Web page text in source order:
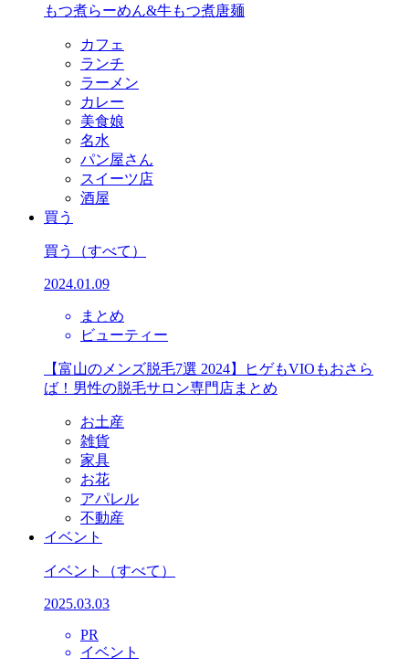
もつ煮らーめん&牛もつ煮唐麺
カフェ
ランチ
ラーメン
カレー
美食娘
名水
パン屋さん
スイーツ店
酒屋
買う
買う （すべて）
2024.01.09
まとめ
ビューティー
【富山のメンズ脱毛7選 2024】ヒゲもVIOもおさら
ば！男性の脱毛サロン専門店まとめ
お土産
雑貨
家具
お花
アパレル
不動産
イベント
イベント （すべて）
2025.03.03
PR
イベント